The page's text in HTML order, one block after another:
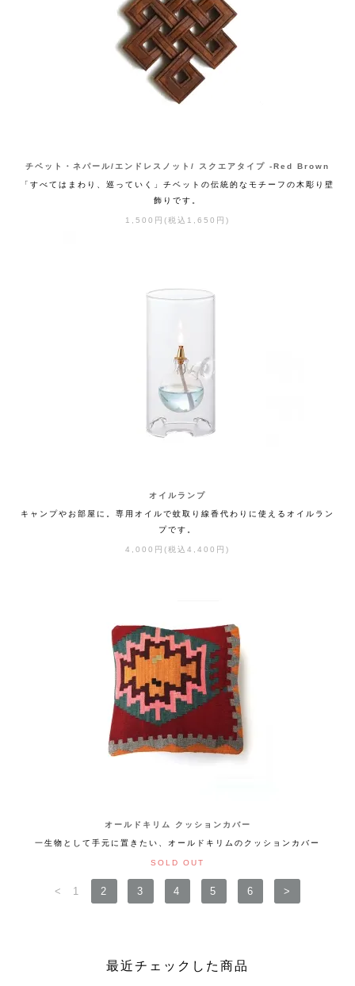
チベット・ネパール/エンドレスノット/ スクエアタイプ -Red Brown
「すべてはまわり、巡っていく」チベットの伝統的なモチーフの木彫り壁
飾りです。
1,500円(税込1,650円)
オイルランプ
キャンプやお部屋に。専用オイルで蚊取り線香代わりに使えるオイルラン
プです。
4,000円(税込4,400円)
オールドキリム クッションカバー
一生物として手元に置きたい、オールドキリムのクッションカバー
SOLD OUT
< 1 2 3 4 5 6 >
最近チェックした商品